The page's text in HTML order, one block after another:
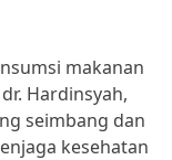
makanan
Hardinsyah,
seimbang dan
kesehatan